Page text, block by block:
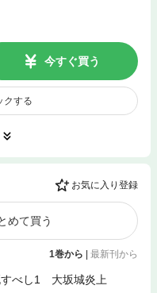
今すぐ買う
クする
お気に入り登録
めて買う
1巻から 最新刊から
べし1 大坂城炎上